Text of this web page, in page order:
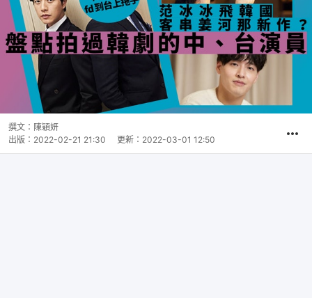
撰文： 陳穎妍
出版： 2022-02-21 21:30 更新： 2022-03-01 12:50